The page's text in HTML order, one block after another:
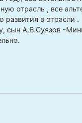
отрасль , все
развития в отрасли .
сын А.В.Суязов -